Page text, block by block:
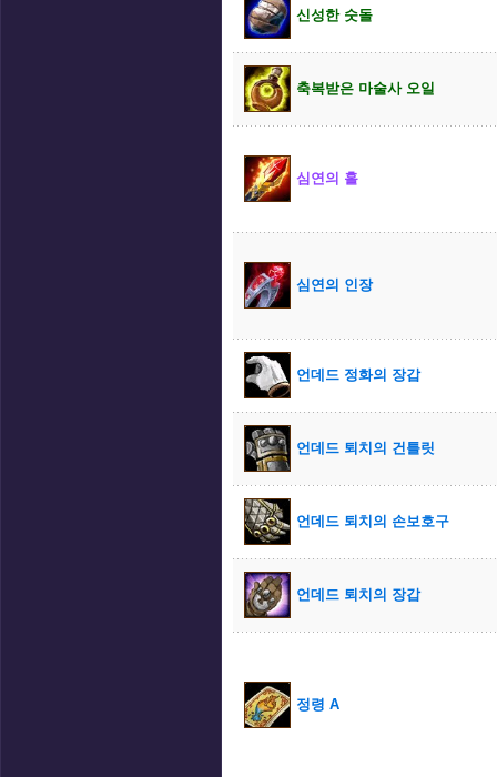
신성한 숫돌
축복받은 마술사 오일
심연의 홀
심연의 인장
언데드 정화의 장갑
언데드 퇴치의 건틀릿
언데드 퇴치의 손보호구
언데드 퇴치의 장갑
정령 A